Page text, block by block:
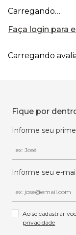
Carregando…
Faça login para
Carregando
Fique por
Informe seu
Informe seu e-mail
Ao se cadastrar
privacidade